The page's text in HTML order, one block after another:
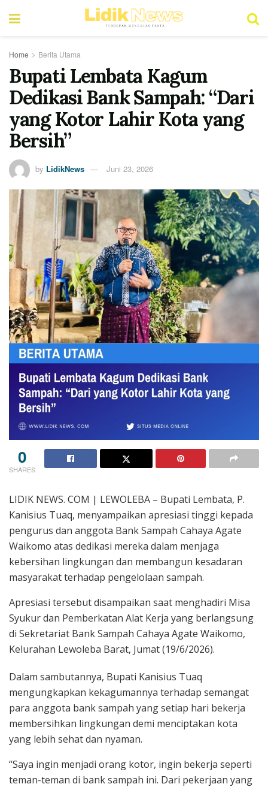
Home Berita Utama
Bupati Lembata Kagum
Dedikasi Bank Sampah: “Dari
yang Kotor Lahir Kota yang
Bersih”
by LidikNews Juni 23, 2026
0
SHARES
LIDIK NEWS. COM | LEWOLEBA – Bupati Lembata, P.
Kanisius Tuaq, menyampaikan apresiasi tinggi kepada
pengurus dan anggota Bank Sampah Cahaya Agate
Waikomo atas dedikasi mereka dalam menjaga
kebersihan lingkungan dan membangun kesadaran
masyarakat terhadap pengelolaan sampah.
Apresiasi tersebut disampaikan saat menghadiri Misa
Syukur dan Pemberkatan Alat Kerja yang berlangsung
di Sekretariat Bank Sampah Cahaya Agate Waikomo,
Kelurahan Lewoleba Barat, Jumat (19/6/2026).
Dalam sambutannya, Bupati Kanisius Tuaq
mengungkapkan kekagumannya terhadap semangat
para anggota bank sampah yang setiap hari bekerja
membersihkan lingkungan demi menciptakan kota
yang lebih sehat dan nyaman.
“Saya ingin menjadi orang kotor, ingin bekerja seperti
teman-teman di bank sampah ini. Dari pekerjaan yang